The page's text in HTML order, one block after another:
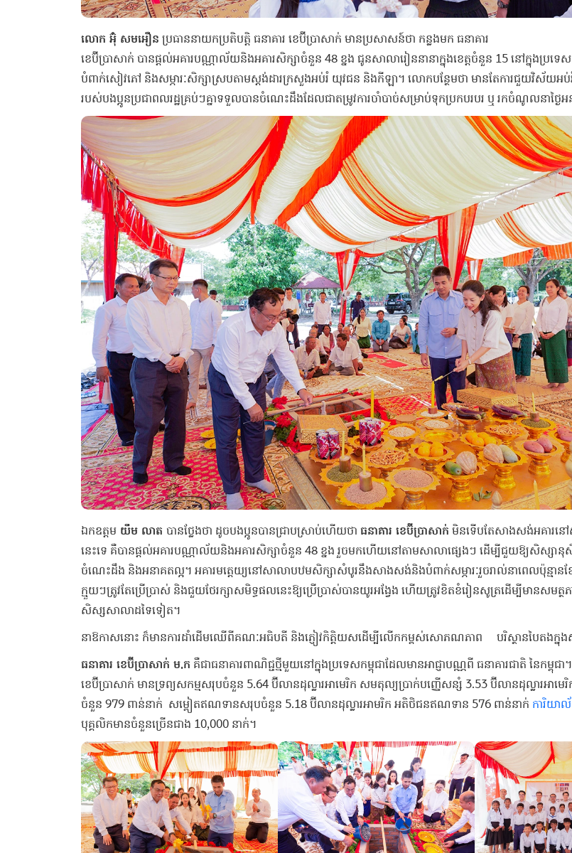
លោក អ៊ុំ សមអឿន ប្រធាននាយកប្រតិបត្តិ ធនាគារ ខេប៊ីប្រាសាក់ មានប្រសាសន៍ថា កន្លងមក ធនាគារ
ខេប៊ីប្រាសាក់ បានផ្តល់អគារបណ្ណាល័យនិងអគារសិក្សាចំនួន 48 ខ្នង ជូនសាលារៀននានាក្នុងខេត្តចំនួន 15 នៅក្នុងប្រទេស
បំពាក់សៀវភៅ និងសម្ភារៈសិក្សាស្របតាមស្តង់ដារក្រសួងអប់រំ យុវជន និងកីឡា។ លោកបន្ថែមថា មានតែការជួយវិស័យ
របស់បងប្អូនប្រជាពលរដ្ឋគ្រប់ៗគ្នាទទួលបានចំណេះដឹងដែលជាតម្រូវការចាំបាច់សម្រាប់ទុកប្រកបរបរ ឬ រកចំណូលនាថ្ងៃ
ឯកឧត្តម យឹម លាត បានថ្លែងថា ដូចបងប្អូនបានជ្រាបស្រាប់ហើយថា ធនាគារ ខេប៊ីប្រាសាក់ មិនទើបតែសាងសង់អគារន
នេះទេ គឺបានផ្ដល់អគារបណ្ណាល័យនិងអគារសិក្សាចំនួន 48 ខ្នង រួចមកហើយនៅតាមសាលាផ្សេងៗ ដើម្បីជួយឱ្យសិស្សា
ចំណេះដឹង និងអនាគតល្អ។ អគារមត្តេយ្យនៅសាលាបឋមសិក្សាសំបូរនឹងសាងសង់និងបំពាក់សម្ភារៈរួចរាល់នាពេលប៉ុន្មានខ
ក្មួយៗត្រូវតែប្រើប្រាស់ និងជួយថែរក្សាសមិទ្ធផលនេះឱ្យប្រើប្រាស់បានយូរអង្វែង ហើយត្រូវខិតខំរៀនសូត្រដើម្បីមានសមត្
សិស្សសាលាដទៃទៀត។
នាឱកាសនោះ ក៏មានការដាំដើមឈើពីគណៈអធិបតី និងភ្ញៀវកិត្តិយសដើម្បីលើកកម្ពស់សោភណភាព បរិស្ថានបៃតងក្នុង
ធនាគារ​ ខេ​ប៊ី​ប្រា​សាក់​ ​ម​.​ក គឺជា​ធនាគារ​ពាណិជ្ជ​ថ្មី​មួយ​នៅ​ក្នុង​ប្រទេស​កម្ពុជា​ដែល​មាន​អាជ្ញា​ប​ណ្ណ​ពី​ ​ធនាគារ​ជាតិ​ ​នៃ​កម្ពុជា​
ខេ​ប៊ី​ប្រា​សាក់​ ​មានទ្រព្យ​សកម្ម​សរុប​ចំនួន​ 5.64 ​ប៊ី​លាន​ដុល្លារ​អាមេរិក​ ​សមតុល្យ​ប្រាក់​បញ្ញើ​សន្សំ​ 3.53 ​ប៊ី​លាន​ដុល្លារ​អាម
ចំនួន 979 ពាន់នាក់ ​ ​ស​ម្ពៀ​ត​ឥណទាន​សរុប​ចំនួន​ 5.18 ​ប៊ី​លាន​ដុល្លារ​អាម​រិ​ក អតិថិជនឥណទាន 576 ពាន់នាក់​ ​ ការិយា
បុគ្គលិក​មាន​ចំនួន​ច្រើនជាង​ 10,000 ​នាក់​។